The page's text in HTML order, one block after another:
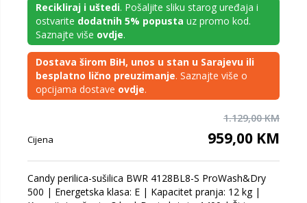
Recikliraj i uštedi. Pošaljite sliku starog uređaja i
ostvarite dodatnih 5% popusta uz promo kod.
Saznajte više ovdje.
Dostava širom BiH, unos u stan u Sarajevu ili
besplatno lično preuzimanje. Saznajte više o
opcijama dostave ovdje.
1.129,00 KM
Cijena 959,00 KM
Candy perilica-sušilica BWR 4128BL8-S ProWash&Dry
500 | Energetska klasa: E | Kapacitet pranja: 12 kg |